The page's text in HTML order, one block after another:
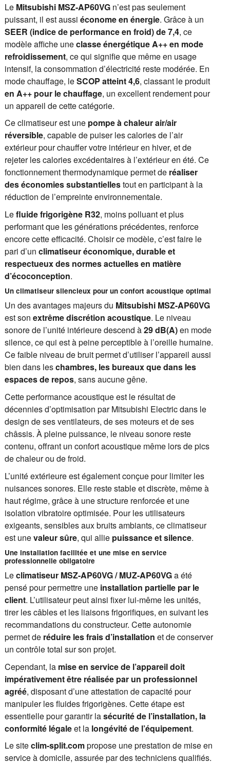
Le Mitsubishi MSZ-AP60VG n’est pas seulement
puissant, il est aussi économe en énergie. Grâce à un
SEER (indice de performance en froid) de 7,4, ce
modèle affiche uneclasse énergétique A++ en mode
refroidissement, ce qui signifie que même en usage
intensif, la consommation d’électricité reste modérée. En
mode chauffage, leSCOP atteint 4,6, classant le produit
en A++ pour le chauffage, un excellent rendement pour
un appareil de cette catégorie.
Ce climatiseur est une pompe à chaleur air/air
réversible, capable de puiser les calories de l’air
extérieur pour chauffer votre intérieur en hiver, et de
rejeter les calories excédentaires à l’extérieur en été. Ce
fonctionnement thermodynamique permet de réaliser
des économies substantiellestout en participant à la
réduction de l’empreinte environnementale.
Lefluide frigorigène R32, moins polluant et plus
performant que les générations précédentes, renforce
encore cette efficacité. Choisir ce modèle, c’est faire le
pari d’un climatiseur économique, durable et
respectueux des normes actuelles en matière
d’écoconception.
Un climatiseur silencieux pour un confort acoustique optimal
Un des avantages majeurs du Mitsubishi MSZ-AP60VG
est son extrême discrétion acoustique. Le niveau
sonore de l’unité intérieure descend à29 dB(A)en mode
silence, ce qui est à peine perceptible à l’oreille humaine.
Ce faible niveau de bruit permet d’utiliser l’appareil aussi
bien dans leschambres, les bureaux que dans les
espaces de repos, sans aucune gêne.
Cette performance acoustique est le résultat de
décennies d’optimisation par Mitsubishi Electric dans le
design de ses ventilateurs, de ses moteurs et de ses
châssis. À pleine puissance, le niveau sonore reste
contenu, offrant un confort acoustique même lors de pics
de chaleur ou de froid.
L’unité extérieure est également conçue pour limiter les
nuisances sonores. Elle reste stable et discrète, même à
haut régime, grâce à une structure renforcée et une
isolation vibratoire optimisée. Pour les utilisateurs
exigeants, sensibles aux bruits ambiants, ce climatiseur
est unevaleur sûre, qui allie puissance et silence.
Une installation facilitée et une mise en service
professionnelle obligatoire
Leclimatiseur MSZ-AP60VG / MUZ-AP60VGa été
pensé pour permettre une installation partielle par le
client. L’utilisateur peut ainsi fixer lui-même les unités,
tirer les câbles et les liaisons frigorifiques, en suivant les
recommandations du constructeur. Cette autonomie
permet de réduire les frais d’installation et de conserver
un contrôle total sur son projet.
Cependant, la mise en service de l’appareil doit
impérativement être réalisée par un professionnel
agréé, disposant d’une attestation de capacité pour
manipuler les fluides frigorigènes. Cette étape est
essentielle pour garantir lasécurité de l’installation, la
conformité légaleet la longévité de l’équipement.
Le siteclim-split.compropose une prestation de mise en
service à domicile, assurée par des techniciens qualifiés.